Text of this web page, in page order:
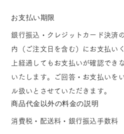
お支払い期限
銀行振込・クレジットカード決済
内（ご注文日を含む）にお支払い
上経過してもお支払いが確認でき
いたします。ご回答・お支払いを
ル扱いとさせていただきます。
商品代金以外の料金の説明
消費税・配送料・銀行振込手数料